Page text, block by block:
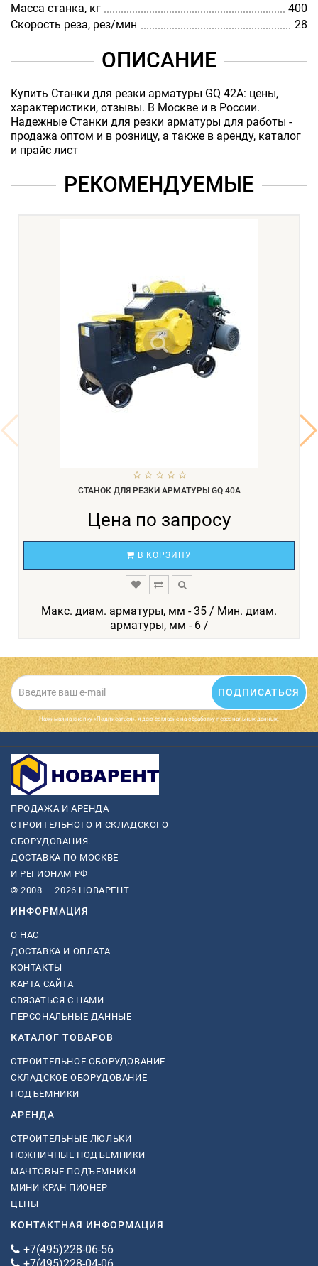
Масса станка, кг
400
Скорость реза, рез/мин
28
ОПИСАНИЕ
Купить Станки для резки арматуры GQ 42A: цены,
характеристики, отзывы. В Москве и в России.
Надежные Станки для резки арматуры для работы -
продажа оптом и в розницу, а также в аренду, каталог
и прайс лист
РЕКОМЕНДУЕМЫЕ
СТАНОК ДЛЯ РЕЗКИ АРМАТУРЫ GQ 40A
Цена по запросу
В КОРЗИНУ
Макс. диам. арматуры, мм - 35 / Мин. диам.
арматуры, мм - 6 /
ПОДПИСАТЬСЯ
Нажимая на кнопку «Подписаться», я даю cогласие на обработку персональных данных.
ПРОДАЖА И АРЕНДА
СТРОИТЕЛЬНОГО И СКЛАДСКОГО
ОБОРУДОВАНИЯ.
ДОСТАВКА ПО МОСКВЕ
И РЕГИОНАМ РФ
© 2008 — 2026 НОВАРЕНТ
ИНФОРМАЦИЯ
О НАС
ДОСТАВКА И ОПЛАТА
КОНТАКТЫ
КАРТА САЙТА
СВЯЗАТЬСЯ С НАМИ
ПЕРСОНАЛЬНЫЕ ДАННЫЕ
КАТАЛОГ ТОВАРОВ
СТРОИТЕЛЬНОЕ ОБОРУДОВАНИЕ
СКЛАДСКОЕ ОБОРУДОВАНИЕ
ПОДЪЕМНИКИ
АРЕНДА
СТРОИТЕЛЬНЫЕ ЛЮЛЬКИ
НОЖНИЧНЫЕ ПОДЪЕМНИКИ
МАЧТОВЫЕ ПОДЪЕМНИКИ
МИНИ КРАН ПИОНЕР
ЦЕНЫ
КОНТАКТНАЯ ИНФОРМАЦИЯ
+7(495)228-06-56